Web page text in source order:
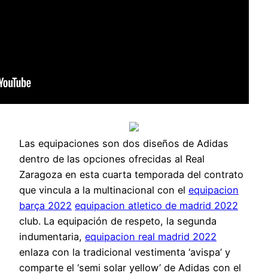
Las equipaciones son dos diseños de Adidas
dentro de las opciones ofrecidas al Real
Zaragoza en esta cuarta temporada del contrato
que vincula a la multinacional con el equipacion
barça 2022 equipacion atletico de madrid 2022
club. La equipación de respeto, la segunda
indumentaria, equipacion real madrid 2022
enlaza con la tradicional vestimenta ‘avispa’ y
comparte el ‘semi solar yellow’ de Adidas con el